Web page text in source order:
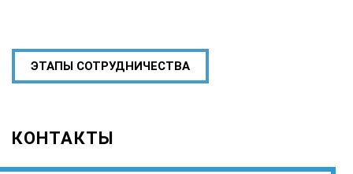
ЭТАПЫ СОТРУДНИЧЕСТВА
КОНТАКТЫ